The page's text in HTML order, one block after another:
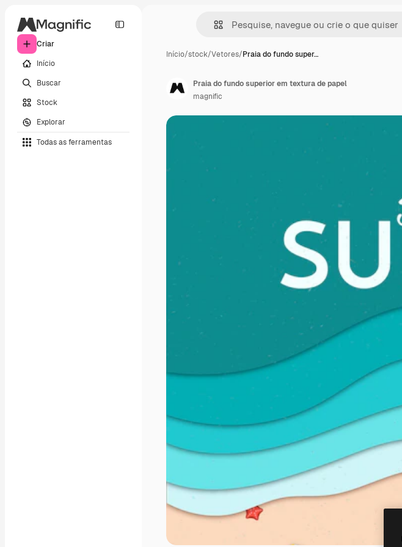
Criar
Início
Buscar
Stock
Explorar
Todas as ferramentas
Início/stock/Vetores/Praia do fundo super…
Praia do fundo superior em textura de papel
magnific